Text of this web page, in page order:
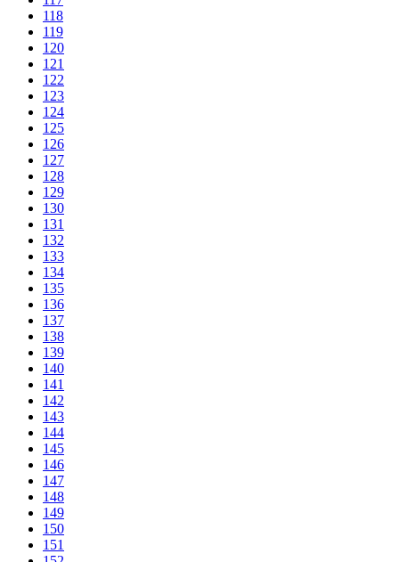
118
119
120
121
122
123
124
125
126
127
128
129
130
131
132
133
134
135
136
137
138
139
140
141
142
143
144
145
146
147
148
149
150
151